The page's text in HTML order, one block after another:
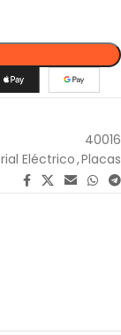
40016
Eléctrico,Placas